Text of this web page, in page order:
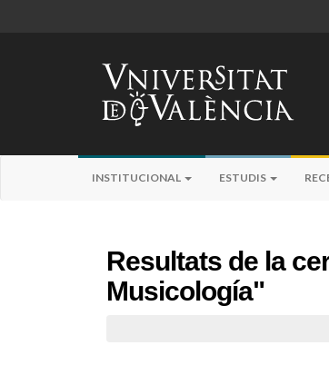
INSTITUCIONAL ESTUDIS
Resultats de la
Musicología"